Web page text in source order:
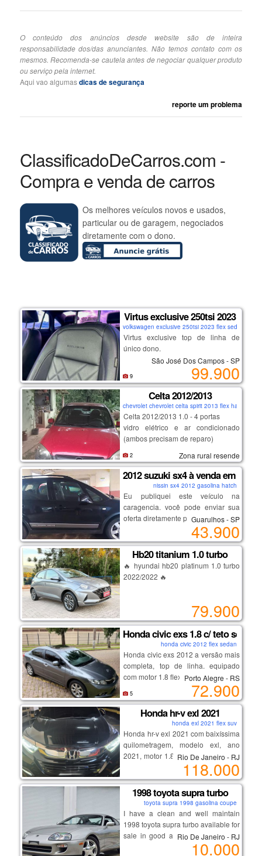
O conteúdo dos anúncios desde website são de inteira
responsabilidade dos/das anunciantes. Não temos contato com os
mesmos. Recomenda-se cautela antes de negociar qualquer produto
ou serviço pela internet.
Aqui vao algumasdicas de segurança
reporte um problema
ClassificadoDeCarros.com -
Compra e venda de carros
Os melhores veículos novos e usados,
particular ou de garagem, negociados
diretamente com o dono.
Virtus exclusive 250tsi 2023
volkswagen exclusive 250tsi 2023 flex sedan
Virtus exclusive top de linha de
único dono.
- motor 1.4 turbo (250 tsi) que une
performance e economia.
- potência de sobra e câmbio
automático de 6 marchas;
- design exclusive: acabamento
premium, rodas aro 18" exclusivas e
detalhes escurecidos;
- tecnologia: painel digital (active
info display), multimídia vw play e
modos de condução;
- segurança: acc (piloto automático
adaptativo) e frenagem autônoma
de emergência;
- estado de novo: único dono e com
todas revisões na concessionária.
venha aproveitar a oportunidade de
um topo de linha em condições
impecáveis, com preço reduzido
São José Dos Campos - SP
99.900
9
Celta 2012/2013
chevrolet chevrolet celta spirit 2013 flex hatch
Celta 2012/2013 1.0 - 4 portas
vidro elétrico e ar condicionado
(ambos precisam de reparo)
flex - gasolina e álcool.
possui documento
o carro não está andando (
problema no motor)
o ipva de 2020 a 2024 ( dívida ativa)
Zona rural resende
2
2012 suzuki sx4 à venda em
nissin sx4 2012 gasolina hatch
Eu publiquei este veículo na
caragencia. você pode enviar sua
oferta diretamente pelo anúncio.
aqui está o link:
https://caragencia.com/br/car-
finder/2012-suzuki-sx4
Guarulhos - SP
43.900
Hb20 titanium 1.0 turbo
🔥 hyundai hb20 platinum 1.0 turbo
2022/2022 🔥
conforto e desempenho em um
único carro!
✅ motor 1.0 turbo de excelente
desempenho e baixo consumo
✅ apenas 64.579 km rodados
✅ versão platinum, uma das mais
completas da linha
✅ central multimídia
✅ câmera de ré
✅ direção elétrica
✅ ar-condicionado digital
✅ rodas de liga leve
✅ volante multifuncional
✅ airbags e controles de
estabilidade e tração
✅ excelente espaço interno e porta-
💰 r$ 79.900,00
79.900
Honda civic exs 1.8 c/ teto solar
honda civic 2012 flex sedan
Honda civic exs 2012 a versão mais
completa, top de linha. equipado
com motor 1.8 flex (140 cv) e câmbio
automático de 5 marchas, teto solar,
controle de estabilidade, bancos em
couro e paddle shifts (cambio
Porto Alegre - RS
72.900
5
Honda hr-v exl 2021
honda exl 2021 flex suv
Honda hr-v exl 2021 com baixíssima
quilometragem, modelo exl, ano
2021, motor 1.8 flex sohc i-vtec com
potência de 140 cv, câmbio
automático cvt, assistente de partida
em rampa, excelente espaço
interno, conforto para cidade e
estrada, baixo custo de
manutenção, alta confiabilidade
mecânica, todo revisado na
concessionária honda, manual do
Rio De Janeiro - RJ
118.000
1998 toyota supra turbo
toyota supra 1998 gasolina coupe
I have a clean and well maintain
1998 toyota supra turbo available for
sale in good and perfect condition,
no scratches, no accidents and it
Rio De Janeiro - RJ
10.000